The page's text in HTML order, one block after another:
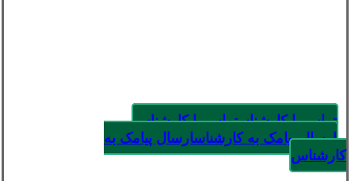
تماس با کارشناستماس با کارشناس
ارسال پیامک به کارشناسارسال پیامک به
کارشناس